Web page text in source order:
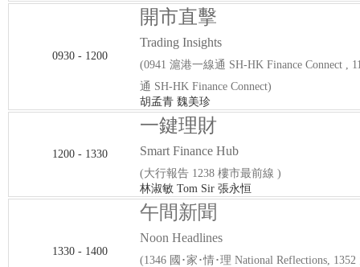
0930 - 1200
開市直擊
Trading Insights
(0941 滬港一線通 SH-HK Finance Connect ,
通 SH-HK Finance Connect)
胡孟青 魏美珍
1200 - 1330
一鍵理財
Smart Finance Hub
(大行報告 1238 樓市最前線 )
林淑敏 Tom Sir 張永恒
1330 - 1400
午間新聞
Noon Headlines
(1346 國･家･情･理 National Reflections,